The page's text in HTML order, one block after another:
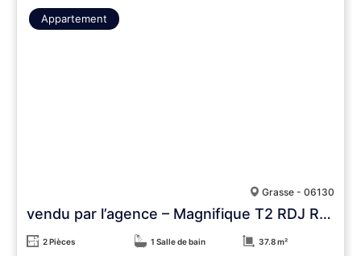
Appartement
Grasse - 06130
vendu par l’agence – Magnifique T2 RDJ Renové avec Jardin – RARE !!!
2 Pièces 1 Salle de bain 37.8 m²